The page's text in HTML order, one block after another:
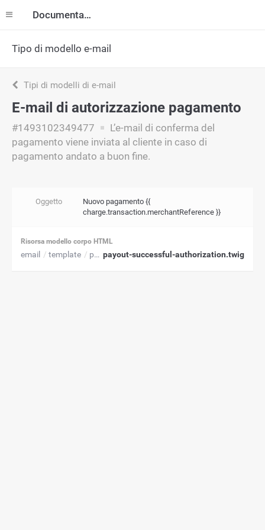
Documentazione
Tipo di modello e-mail
Tipi di modelli di e-mail
E-mail di autorizzazione pagamento
#1493102349477
L’e-mail di conferma del
pagamento viene inviata al cliente in caso di
pagamento andato a buon fine.
Oggetto
Nuovo pagamento {{
charge.transaction.merchantReference }}
Risorsa modello corpo HTML
email template payment payout-successful-authorization.twig